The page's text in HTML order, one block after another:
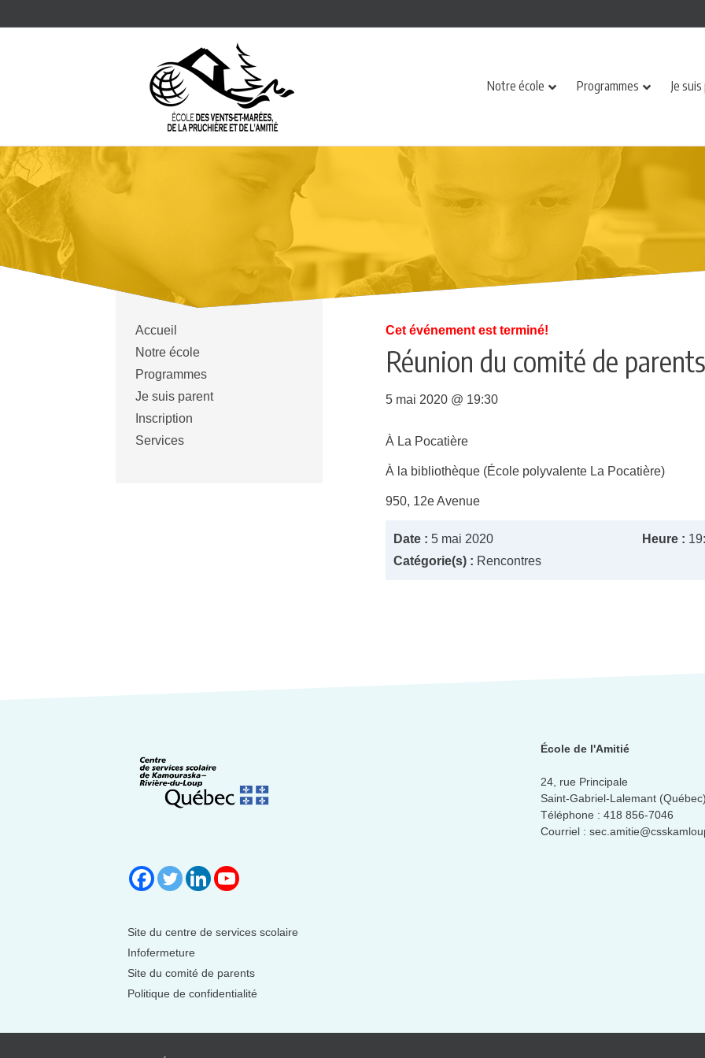
Notre école Programmes Je
Accueil
Notre école
Programmes
Je suis parent
Inscription
Services
Cet événement est terminé!
Réunion du comité de parents
5 mai 2020 @ 19:30
À La Pocatière
À la bibliothèque (École polyvalente La Pocatière)
950, 12e Avenue
Date : 5 mai 2020 Heure :
Catégorie(s) : Rencontres
Site du centre de services scolaire
Infofermeture
Site du comité de parents
Politique de confidentialité
École de l'Amitié
24, rue Principale
Saint-Gabriel-Lalemant
Téléphone : 418 856-7046
Courriel :